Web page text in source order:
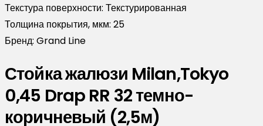
Текстура поверхности: Текстурированная
Толщина покрытия, мкм: 25
Бренд: Grand Line
Стойка жалюзи Milan,Tokyo
0,45 Drap RR 32 темно-
коричневый (2,5м)